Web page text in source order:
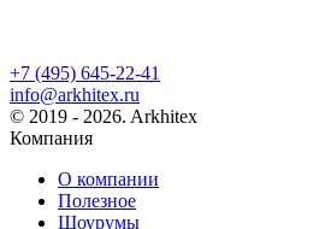
+7 (495) 645-22-41
info@arkhitex.ru
© 2019 - 2026. Arkhitex
Компания
О компании
Полезное
Шоурумы